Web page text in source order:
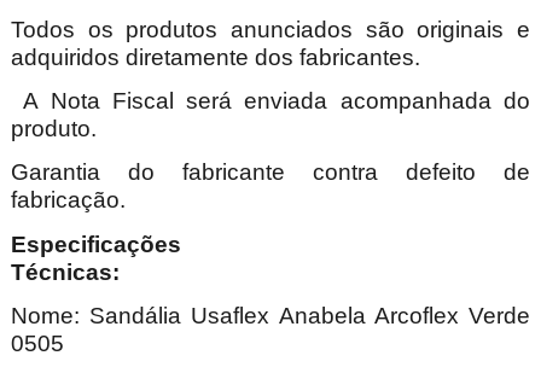
Todos os produtos anunciados são originais e
adquiridos diretamente dos fabricantes.
A Nota Fiscal será enviada acompanhada do
produto.
Garantia do fabricante contra defeito de
fabricação.
Especificações
Nome: Sandália Usaflex Anabela Arcoflex Verde
0505